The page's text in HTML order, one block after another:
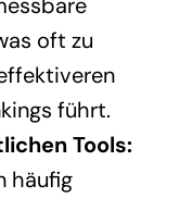
oft zu
führt.
Tools:
häufig